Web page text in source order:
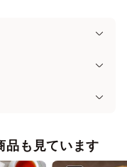
✕
3
品も見ています